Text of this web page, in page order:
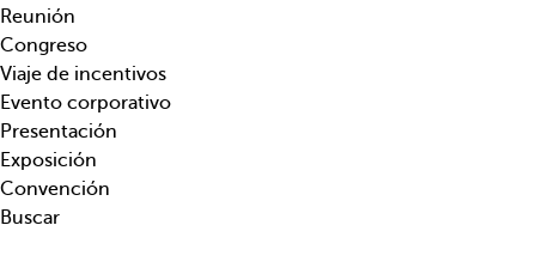
o
,
t
e
m
á
t
i
l
e
c
h
a
h
a
c
Reunión
Congreso
Viaje de incentivos
Evento corporativo
Presentación
Exposición
Convención
Buscar